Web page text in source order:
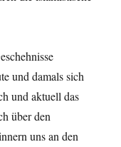
und damals sich
und aktuell das
über den
uns an den